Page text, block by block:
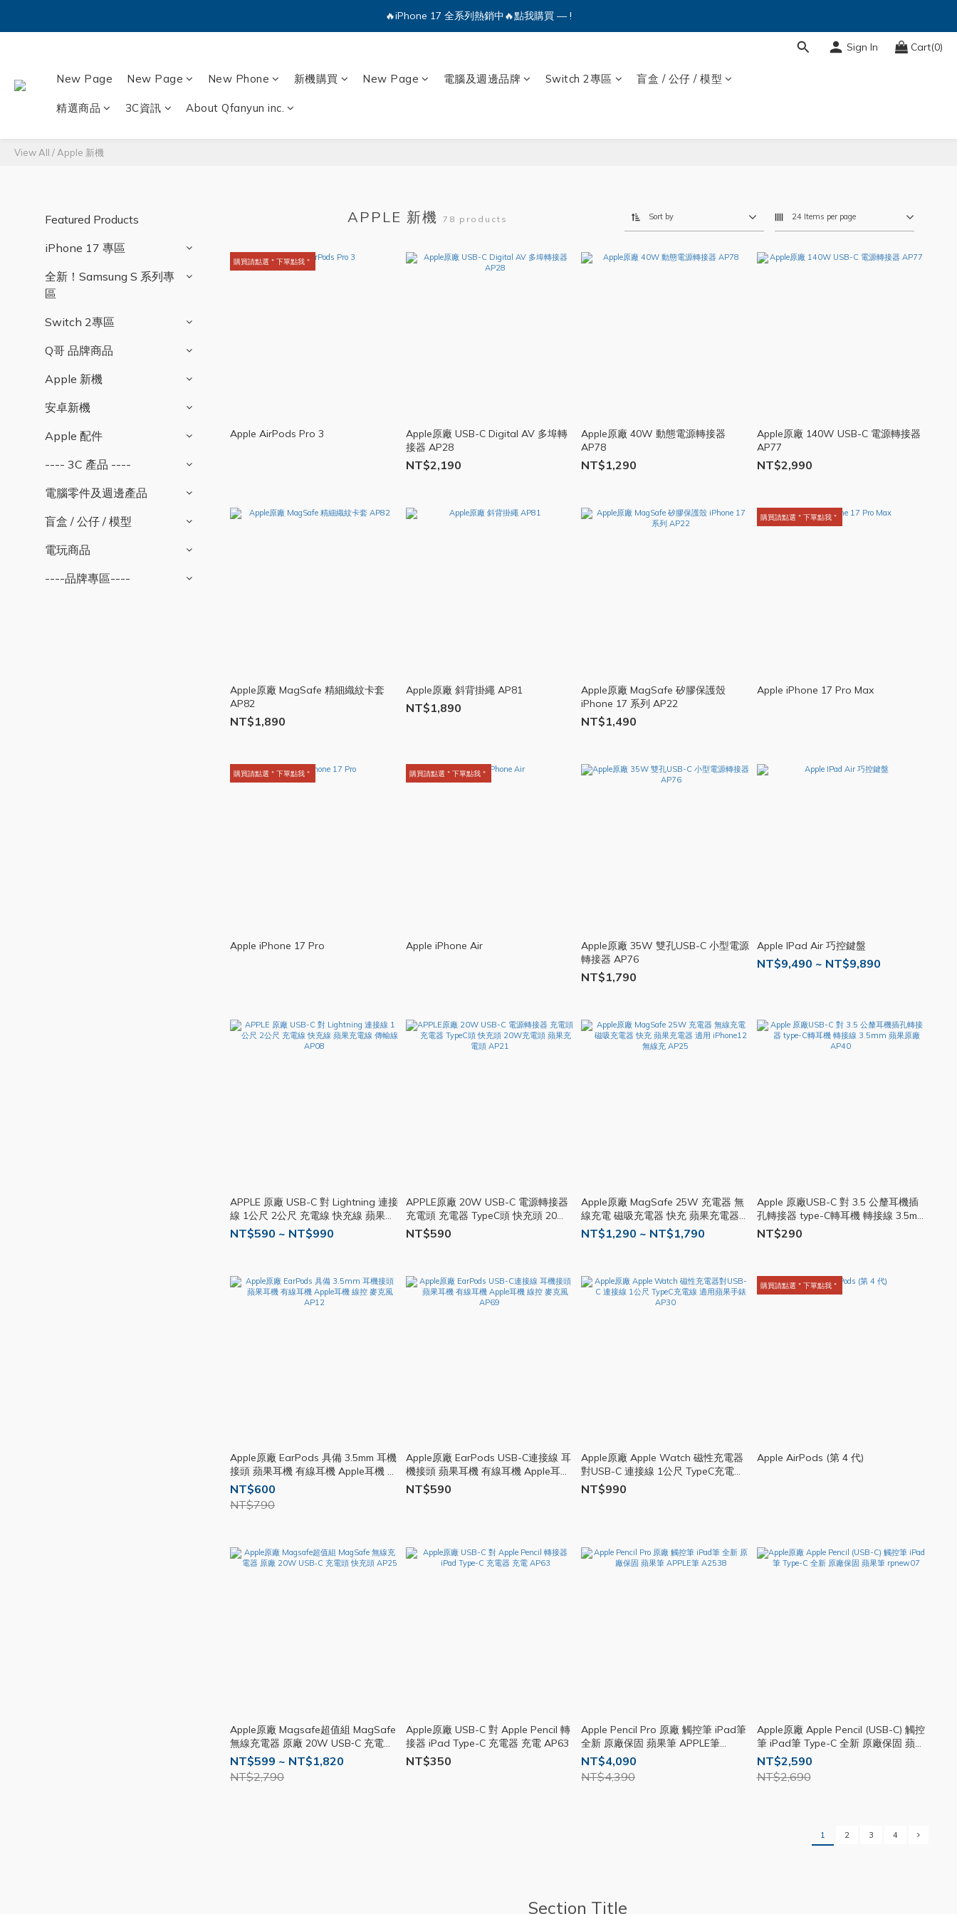
🔥iPhone 17 全系列熱銷中🔥點我購買 — !
🔥iPhone 17 全系列熱銷中🔥點我購買 — !
🔥iPhone 17 全系列熱銷中🔥點我購買 — !
Sign In Cart(0)
New Page New Page New Phone 新機購買 New Page 電腦及週邊品牌 Switch 2專區 盲盒 / 公仔 / 模型
精選商品 3C資訊 About Qfanyun inc.
View All / Apple 新機
Featured Products
iPhone 17 專區
全新！Samsung S 系列專
區
Switch 2專區
Q哥 品牌商品
Apple 新機
安卓新機
Apple 配件
---- 3C 產品 ----
電腦零件及週邊產品
盲盒 / 公仔 / 模型
電玩商品
----品牌專區----
APPLE 新機 78 products Sort by 24 Items per page
購買請點選＂下單點我＂
Apple AirPods Pro 3
Apple原廠 USB-C Digital AV 多埠轉
接器 AP28
NT$2,190
Apple原廠 40W 動態電源轉接器
AP78
NT$1,290
Apple原廠 140W USB-C 電源轉接器
AP77
NT$2,990
Apple原廠 MagSafe 精細織紋卡套
AP82
NT$1,890
Apple原廠 斜背掛繩 AP81
NT$1,890
Apple原廠 MagSafe 矽膠保護殼
iPhone 17 系列 AP22
NT$1,490
購買請點選＂下單點我＂
Apple iPhone 17 Pro Max
購買請點選＂下單點我＂
Apple iPhone 17 Pro
購買請點選＂下單點我＂
Apple iPhone Air
Apple原廠 35W 雙孔USB-C 小型電源
轉接器 AP76
NT$1,790
Apple IPad Air 巧控鍵盤
NT$9,490 ~ NT$9,890
APPLE 原廠 USB-C 對 Lightning 連接
線 1公尺 2公尺 充電線 快充線 蘋果充
電線 傳輸線 AP08
NT$590 ~ NT$990
APPLE原廠 20W USB-C 電源轉接器
充電頭 充電器 TypeC頭 快充頭 20W
NT$590
Apple原廠 MagSafe 25W 充電器 無
線充電 磁吸充電器 快充 蘋果充電器
適用 iPhone12 無線充 AP25
NT$1,290 ~ NT$1,790
Apple 原廠USB-C 對 3.5 公釐耳機插
孔轉接器 type-C轉耳機 轉接線 3.5mm
蘋果原廠 AP40
NT$290
Apple原廠 EarPods 具備 3.5mm 耳機
接頭 蘋果耳機 有線耳機 Apple耳機 線
NT$600
NT$790
Apple原廠 EarPods USB-C連接線 耳
機接頭 蘋果耳機 有線耳機 Apple耳機
NT$590
Apple原廠 Apple Watch 磁性充電器
對USB-C 連接線 1公尺 TypeC充電線
NT$990
購買請點選＂下單點我＂
Apple AirPods (第 4 代)
Apple原廠 Magsafe超值組 MagSafe
無線充電器 原廠 20W USB‑C 充電頭
快充頭 AP25
NT$599 ~ NT$1,820
NT$2,790
Apple原廠 USB-C 對 Apple Pencil 轉
接器 iPad Type-C 充電器 充電 AP63
NT$350
Apple Pencil Pro 原廠 觸控筆 iPad筆
全新 原廠保固 蘋果筆 APPLE筆
A2538
NT$4,090
NT$4,390
Apple原廠 Apple Pencil (USB-C) 觸控
筆 iPad筆 Type-C 全新 原廠保固 蘋果
筆 rpnew07
NT$2,590
NT$2,690
1 2 3 4
Section Title